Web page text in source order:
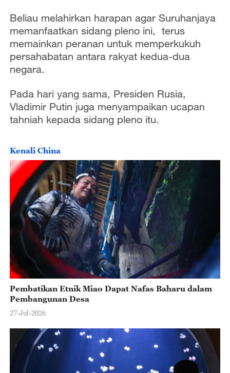
Beliau melahirkan harapan agar Suruhanjaya
memanfaatkan sidang pleno ini, terus
memainkan peranan untuk memperkukuh
persahabatan antara rakyat kedua-dua
negara.
Pada hari yang sama, Presiden Rusia,
Vladimir Putin juga menyampaikan ucapan
tahniah kepada sidang pleno itu.
Kenali China
Pembatikan Etnik Miao Dapat Nafas Baharu dalam
Pembangunan Desa
27-Jul-2026